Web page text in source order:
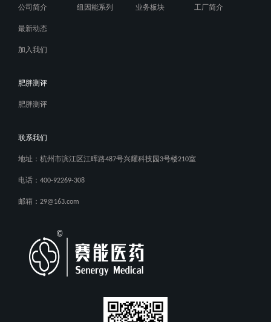
公司简介
最新动态
加入我们
纽因能系列 业务板块 工厂简介
肥胖测评
肥胖测评
联系我们
地址：杭州市滨江区江晖路487号兴耀科技园3号楼210室
电话：400-92269-308
邮箱：29@163.com